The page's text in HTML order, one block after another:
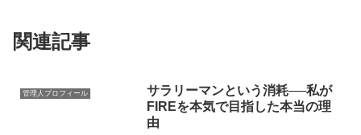
関連記事
管理人プロフィール
サラリーマンという消耗──私が
FIREを本気で目指した本当の理
由